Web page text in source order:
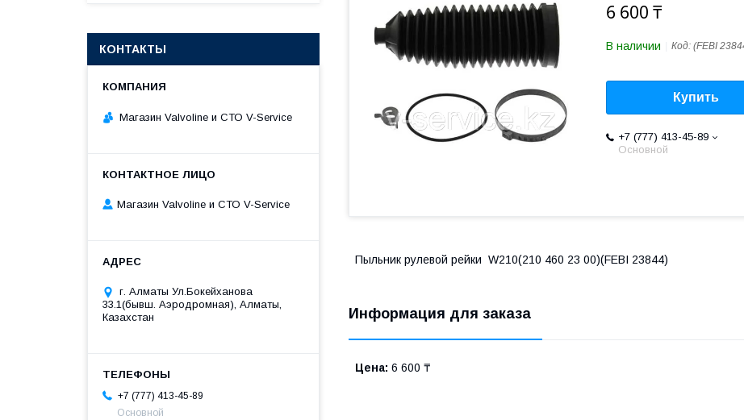
6 600 ₸
В наличии Код: (FEBI
Купить
+7 (777) 413-45-89
Основной
Пыльник рулевой рейки W210(210 460 23 00)(FEBI 23844)
Информация для заказа
Цена: 6 600 ₸
КОНТАКТЫ
Магазин Valvoline и СТО V-Service
Магазин Valvoline и СТО V-Service
г. Алматы Ул.Бокейханова
33.1(бывш. Аэродромная), Алматы,
Казахстан
+7 (777) 413-45-89
Основной